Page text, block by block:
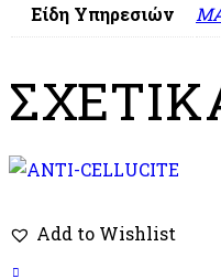
Είδη Υπηρεσιών
Add to Wishlist